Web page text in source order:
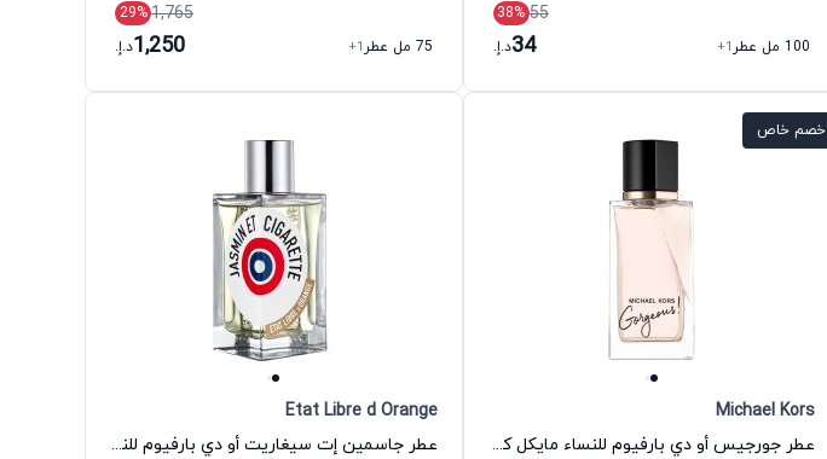
55
38%
100 مل عطر
+1
34د.إ.
1,765
29%
75 مل عطر
+1
1,250د.إ.
خصم خاص
Michael Kors
عطر جورجيس أو دي بارفيوم للنساء مايكل كورس
Etat Libre d Orange
عطر جاسمين إت سيغاريت أو دي بارفيوم للنساء ايتات ليبري دورانج